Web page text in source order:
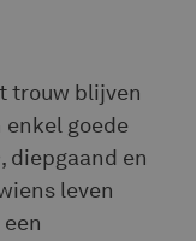
trouw blijven
enkel goede
, diepgaand en
leven